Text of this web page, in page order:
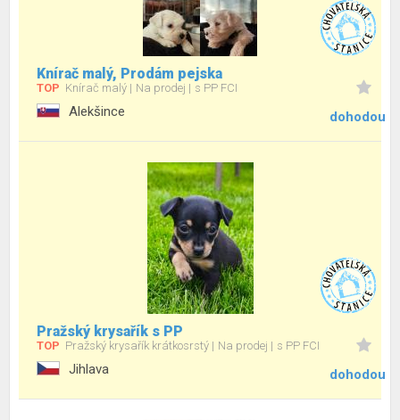
Knírač malý, Prodám pejska
TOP Knírač malý Na prodej s PP FCI
Alekšince dohodou
Pražský krysařík s PP
TOP Pražský krysařík krátkosrstý Na prodej s PP FCI
Jihlava dohodou